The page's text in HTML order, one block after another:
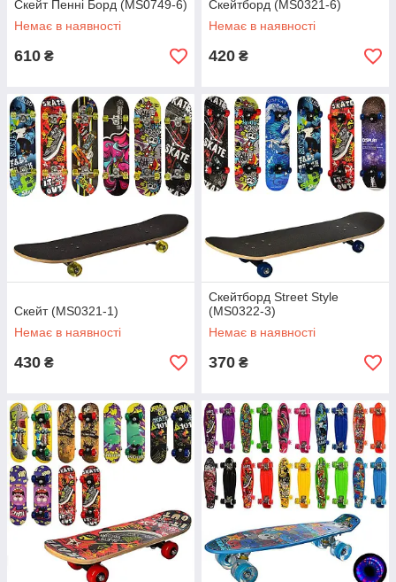
Скейт Пенні Борд (MS0749-6)
Немає в наявності
610 ₴
Скейтборд (MS0321-6)
Немає в наявності
420 ₴
Скейт (MS0321-1)
Немає в наявності
430 ₴
Скейтборд Street Style
(MS0322-3)
Немає в наявності
370 ₴